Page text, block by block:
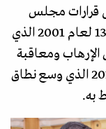
قرارات مجلس
الأمن التابع للأمم المتحدة، مثل القرار 1373 لعام 2001 الذي
الإرهاب ومعاقبة
المنظمات الإرهابية، والقرار 2253 لعام 2015 الذي وسع نطاق
به.